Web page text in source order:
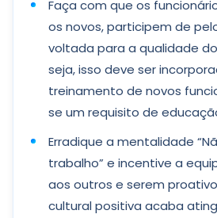
Faça com que os
os novos, participem de
voltada para a qualidade
seja, isso deve ser
treinamento de novos
se um requisito de
Erradique a mentalidade
trabalho” e incentive a
aos outros e serem
cultural positiva acaba